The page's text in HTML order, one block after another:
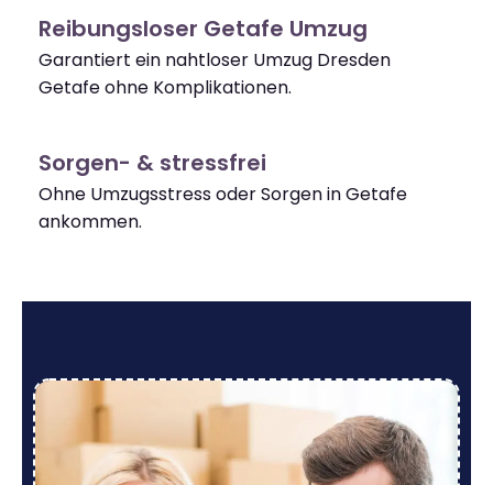
Reibungsloser Getafe Umzug
Garantiert ein nahtloser Umzug Dresden
Getafe ohne Komplikationen.
Sorgen- & stressfrei
Ohne Umzugsstress oder Sorgen in Getafe
ankommen.